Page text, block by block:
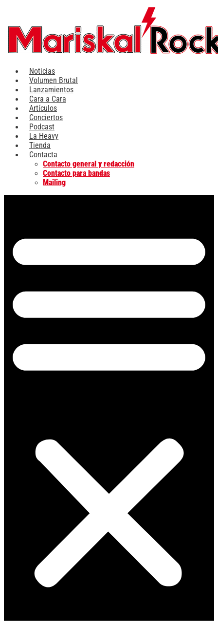
contenido
Noticias
Volumen Brutal
Lanzamientos
Cara a Cara
Artículos
Conciertos
Podcast
La Heavy
Tienda
Contacta
Contacto general y redacción
Contacto para bandas
Mailing